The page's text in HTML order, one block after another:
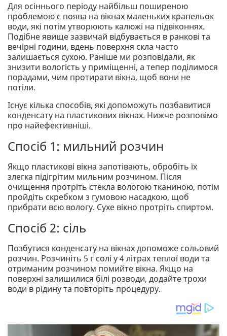
Для осіннього періоду найбільш поширеною
проблемою є поява на вікнах маленьких крапельок
води, які потім утворюють калюжі на підвіконнях.
Подібне явище зазвичай відбувається в ранкові та
вечірні години, вдень поверхня скла часто
залишається сухою. Раніше ми розповідали, як
знизити вологість у приміщенні, а тепер поділимося
порадами, чим протирати вікна, щоб вони не
потіли.
Існує кілька способів, які допоможуть позбавитися
конденсату на пластикових вікнах. Нижче розповімо
про найефективніші.
Спосіб 1: мильний розчин
Якщо пластикові вікна запотівають, обробіть їх
злегка підігрітим мильним розчином. Після
очищення протріть стекла вологою тканиною, потім
пройдіть скребком з гумовою насадкою, щоб
прибрати всю вологу. Сухе вікно протріть спиртом.
Спосіб 2: сіль
Позбутися конденсату на вікнах допоможе сольовий
розчин. Розчиніть 5 г солі у 4 літрах теплої води та
отриманим розчином помийте вікна. Якщо на
поверхні залишилися білі розводи, додайте трохи
води в рідину та повторіть процедуру.